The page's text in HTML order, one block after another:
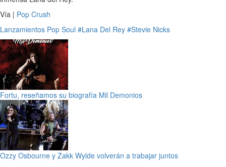
Vía | Pop Crush
Lanzamientos Pop Soul #Lana Del Rey #Stevie Nicks
Fortu, reseñamos su biografía Mil Demonios
Ozzy Osbourne y Zakk Wylde volverán a trabajar juntos